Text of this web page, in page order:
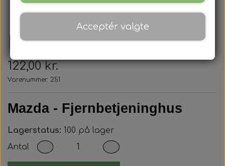
Mazda - Nøglehus
122,00 kr.
Varenummer: 251
Mazda - Fjernbetjeninghus
Lagerstatus: 100 på lager
Antal
Acceptér valgte